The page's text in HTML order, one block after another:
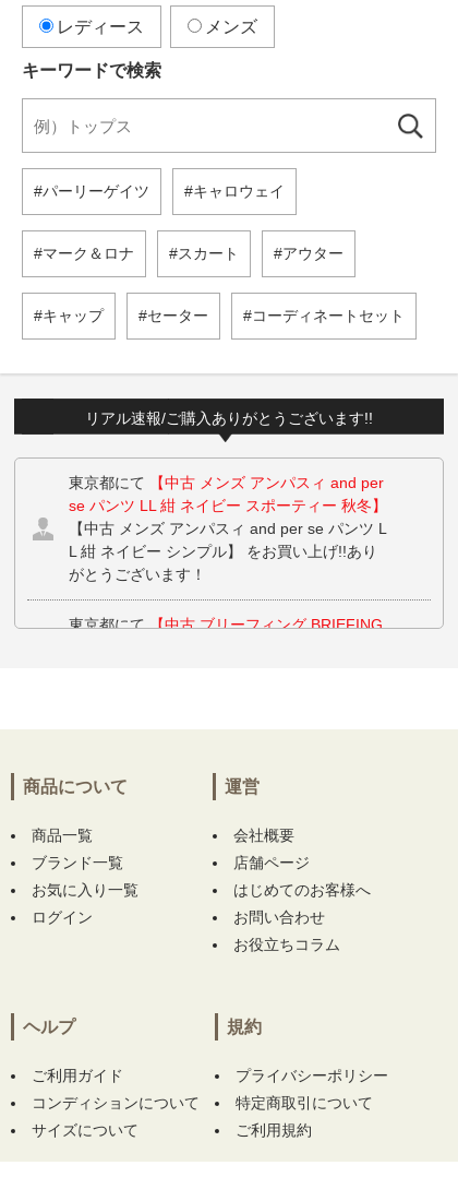
レディース メンズ
キーワードで検索
パーリーゲイツ キャロウェイ
マーク＆ロナ スカート アウター
キャップ セーター コーディネートセット
リアル速報/ご購入ありがとうございます!!
東京都にて
【中古 メンズ アンパスィ and per
se パンツ LL 紺 ネイビー スポーティー 秋冬】
【中古 メンズ アンパスィ and per se パンツ L
L 紺 ネイビー シンプル】 をお買い上げ!!あり
がとうございます！
東京都にて【中古 ブリーフィング BRIEFING
エディション MASTER BUNNY EDITION スカ
上げ!!ありがとうございます！
熊本県にて
【中古 レディース パーリーゲイツ
PEARLY GATES 半袖ポロシャツ 1(M) 紺系 ネ
ーゲイツ PEARLY GATES スカート 1(M) ネイ
DANCE WITH DRAGON ヘッドカバー ブルー
系 ドライバー用 ドラゴンフェイス スパンコー
ル チェック キラキラ】
をお買い上げ!!ありが
とうございます！
商品について
商品一覧
ブランド一覧
お気に入り一覧
ログイン
運営
会社概要
店舗ページ
はじめてのお客様へ
お問い合わせ
お役立ちコラム
ヘルプ
ご利用ガイド
コンディションについて
サイズについて
規約
プライバシーポリシー
特定商取引について
ご利用規約